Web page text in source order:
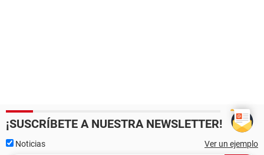
¡SUSCRÍBETE A NUESTRA NEWSLETTER!
Noticias Ver un ejemplo